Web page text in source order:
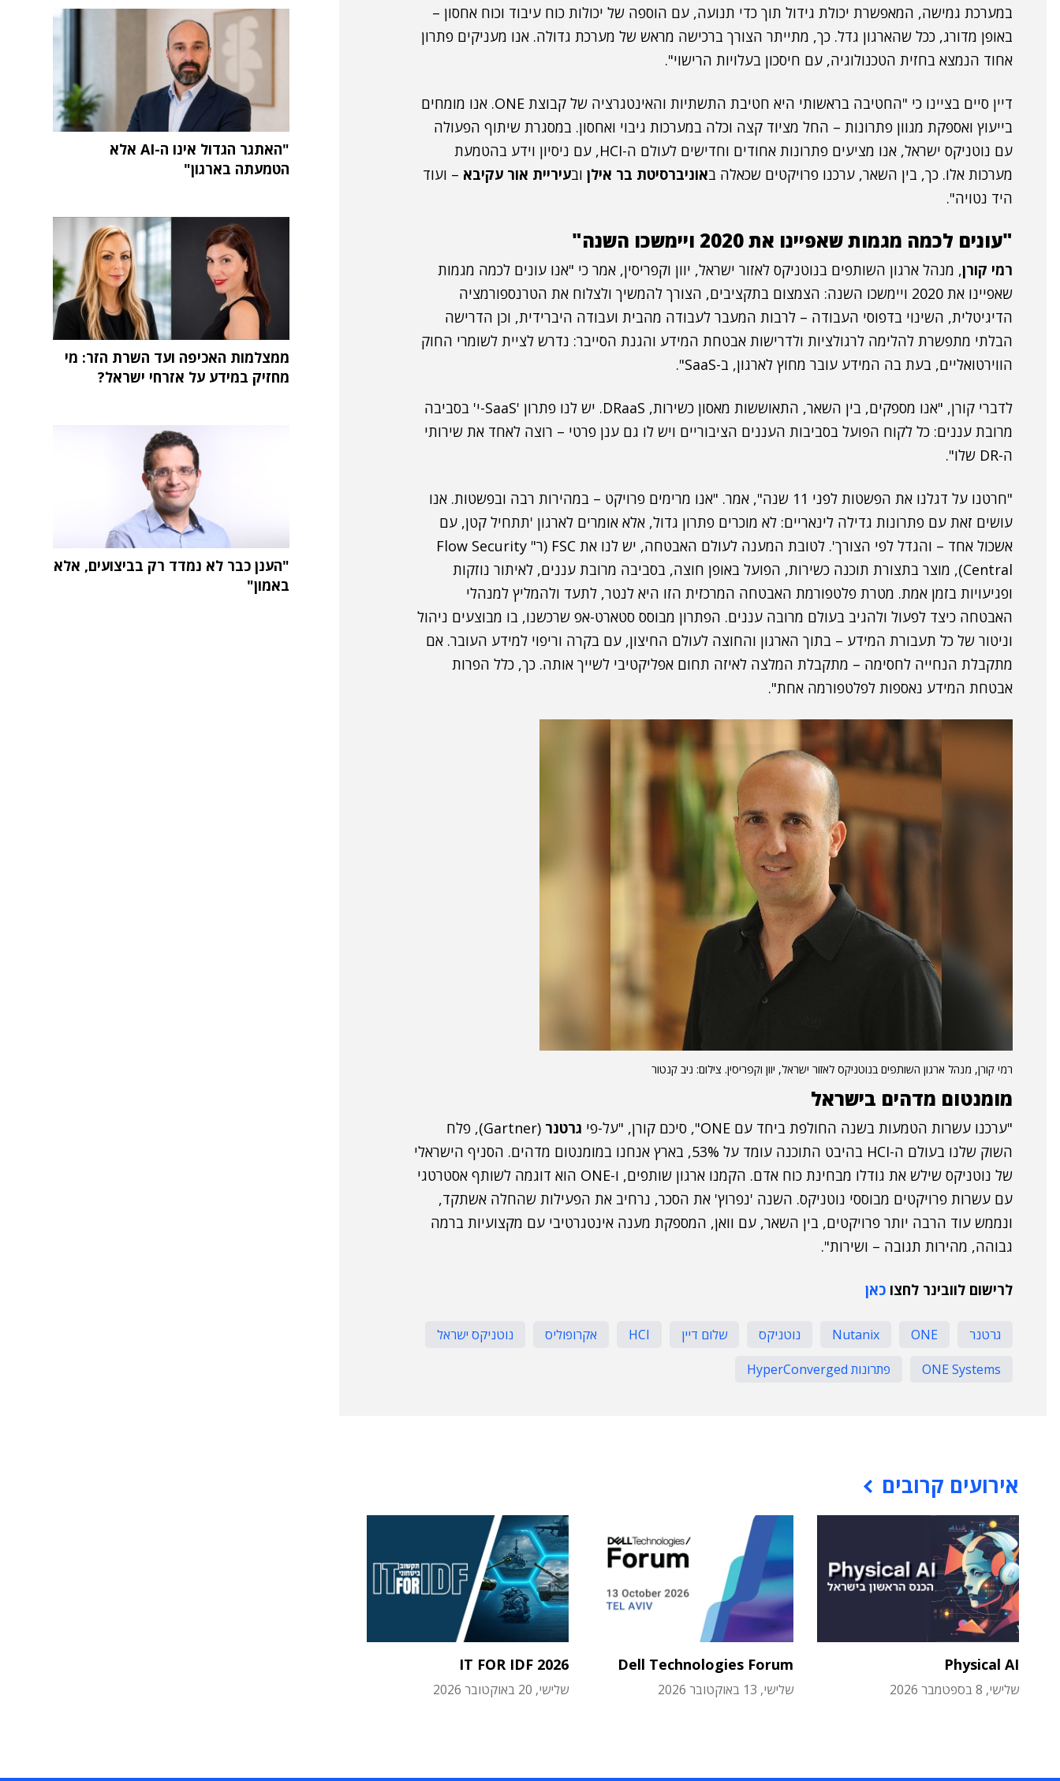
במערכת גמישה, המאפשרת יכולת גידול תוך כדי תנועה, עם הוספה של יכולות כוח עיבוד וכוח אחסון –
באופן מדורג, ככל שהארגון גדל. כך, מתייתר הצורך ברכישה מראש של מערכת גדולה. אנו מעניקים פתרון
אחוד הנמצא בחזית הטכנולוגיה, עם חיסכון בעלויות הרישוי".
דיין סיים בציינו כי "החטיבה בראשותי היא חטיבת התשתיות והאינטגרציה של קבוצת ONE. אנו מומחים
בייעוץ ואספקת מגוון פתרונות – החל מציוד קצה וכלה במערכות גיבוי ואחסון. במסגרת שיתוף הפעולה
עם נוטניקס ישראל, אנו מציעים פתרונות אחודים וחדישים לעולם ה-HCI, עם ניסיון וידע בהטמעת
מערכות אלו. כך, בין השאר, ערכנו פרויקטים שכאלה באוניברסיטת בר אילן ובעיריית אור עקיבא – ועוד
היד נטויה".
"עונים לכמה מגמות שאפיינו את 2020 ויימשכו השנה"
רמי קורן, מנהל ארגון השותפים בנוטניקס לאזור ישראל, יוון וקפריסין, אמר כי "אנו עונים לכמה מגמות
שאפיינו את 2020 ויימשכו השנה: הצמצום בתקציבים, הצורך להמשיך ולצלוח את הטרנספורמציה
הדיגיטלית, השינוי בדפוסי העבודה – לרבות המעבר לעבודה מהבית ועבודה היברידית, וכן הדרישה
הבלתי מתפשרת להלימה לרגולציות ולדרישות אבטחת המידע והגנת הסייבר: נדרש לציית לשומרי החוק
הווירטואליים, בעת בה המידע עובר מחוץ לארגון, ב-SaaS".
לדברי קורן, "אנו מספקים, בין השאר, התאוששות מאסון כשירות, DRaaS. יש לנו פתרון 'SaaS-י' בסביבה
מרובת עננים: כל לקוח הפועל בסביבות העננים הציבוריים ויש לו גם ענן פרטי – רוצה לאחד את שירותי
ה-DR שלו".
"חרטנו על דגלנו את הפשטות לפני 11 שנה", אמר. "אנו מרימים פרויקט – במהירות רבה ובפשטות. אנו
עושים זאת עם פתרונות גדילה לינאריים: לא מוכרים פתרון גדול, אלא אומרים לארגון 'תתחיל קטן, עם
אשכול אחד – והגדל לפי הצורך'. לטובת המענה לעולם האבטחה, יש לנו את FSC (ר" Flow Security
Central), מוצר בתצורת תוכנה כשירות, הפועל באופן חוצה, בסביבה מרובת עננים, לאיתור נוזקות
ופגיעויות בזמן אמת. מטרת פלטפורמת האבטחה המרכזית הזו היא לנטר, לתעד ולהמליץ למנהלי
האבטחה כיצד לפעול ולהגיב בעולם מרובה עננים. הפתרון מבוסס סטארט-אפ שרכשנו, בו מבוצעים ניהול
וניטור של כל תעבורת המידע – בתוך הארגון והחוצה לעולם החיצון, עם בקרה וריפוי למידע העובר. אם
מתקבלת הנחייה לחסימה – מתקבלת המלצה לאיזה תחום אפליקטיבי לשייך אותה. כך, כלל הפרות
אבטחת המידע נאספות לפלטפורמה אחת".
רמי קורן, מנהל ארגון השותפים בנוטניקס לאזור ישראל, יוון וקפריסין. צילום: ניב קנטור
מומנטום מדהים בישראל
"ערכנו עשרות הטמעות בשנה החולפת ביחד עם ONE", סיכם קורן, "על-פי גרטנר
(Gartner), פלח
השוק שלנו בעולם ה-HCI בהיבט התוכנה עומד על 53%, בארץ אנחנו במומנטום מדהים. הסניף הישראלי
של נוטניקס שילש את גודלו מבחינת כוח אדם. הקמנו ארגון שותפים, ו-ONE הוא דוגמה לשותף אסטרטגי
עם עשרות פרויקטים מבוססי נוטניקס. השנה 'נפרוץ' את הסכר, נרחיב את הפעילות שהחלה אשתקד,
ונממש עוד הרבה יותר פרויקטים, בין השאר, עם וואן, המספקת מענה אינטגרטיבי עם מקצועיות ברמה
גבוהה, מהירות תגובה – ושירות".
לרישום לוובינר לחצו כאן
גרטנר ONE
Nutanix נוטניקס שלום דיין HCI אקרופוליס
נוטניקס ישראל
ONE Systems
פתרונות HyperConverged
אירועים קרובים
Physical AI
שלישי, 8 בספטמבר 2026
Dell Technologies Forum
שלישי, 13 באוקטובר 2026
IT FOR IDF 2026
שלישי, 20 באוקטובר 2026
"האתגר הגדול אינו ה-AI אלא
הטמעתה בארגון"
ממצלמות האכיפה ועד השרת הזר: מי
מחזיק במידע על אזרחי ישראל?
"הענן כבר לא נמדד רק בביצועים, אלא
באמון"